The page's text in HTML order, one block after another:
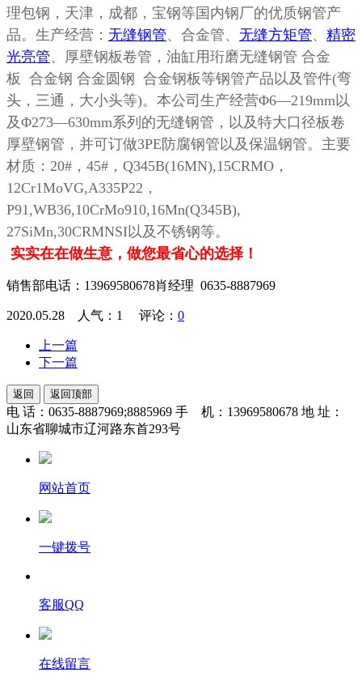
理包钢，天津，成都，宝钢等国内钢厂的优质钢管产
品。生产经营： 无缝钢管、合金管、 无缝方矩管、 精密
光亮管、厚壁钢板卷管，油缸用珩磨无缝钢管 合金
板 合金钢 合金圆钢 合金钢板等钢管产品以及管件(弯
头，三通，大小头等)。本公司生产经营Φ6—219mm 以
及Φ273—630mm系列的无缝钢管，以及特大口径板卷
厚壁钢管，并可订做3PE防腐钢管以及保温钢管。主要
材质： 20# ， 45# ， Q345B(16MN),15CRMO ，
12Cr1MoVG,A335P22 ，
P91,WB36,10CrMo910,16Mn(Q345B),
27SiMn,30CRMNSI以及不锈钢等。
实实在在做生意，做您最省心的选择！
销售部电话：13969580678肖经理 0635-8887969
2020.05.28 人气： 1 评论： 0
上一篇
下一篇
返回 返回顶部
电 话：0635-8887969;8885969 手 机：13969580678 地 址：
山东省聊城市辽河路东首293号
网站首页
一键拨号
客服QQ
在线留言